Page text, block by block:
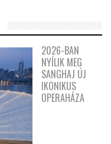
2026-BAN
NYÍLIK MEG
SANGHAJ ÚJ
IKONIKUS
OPERAHÁZA